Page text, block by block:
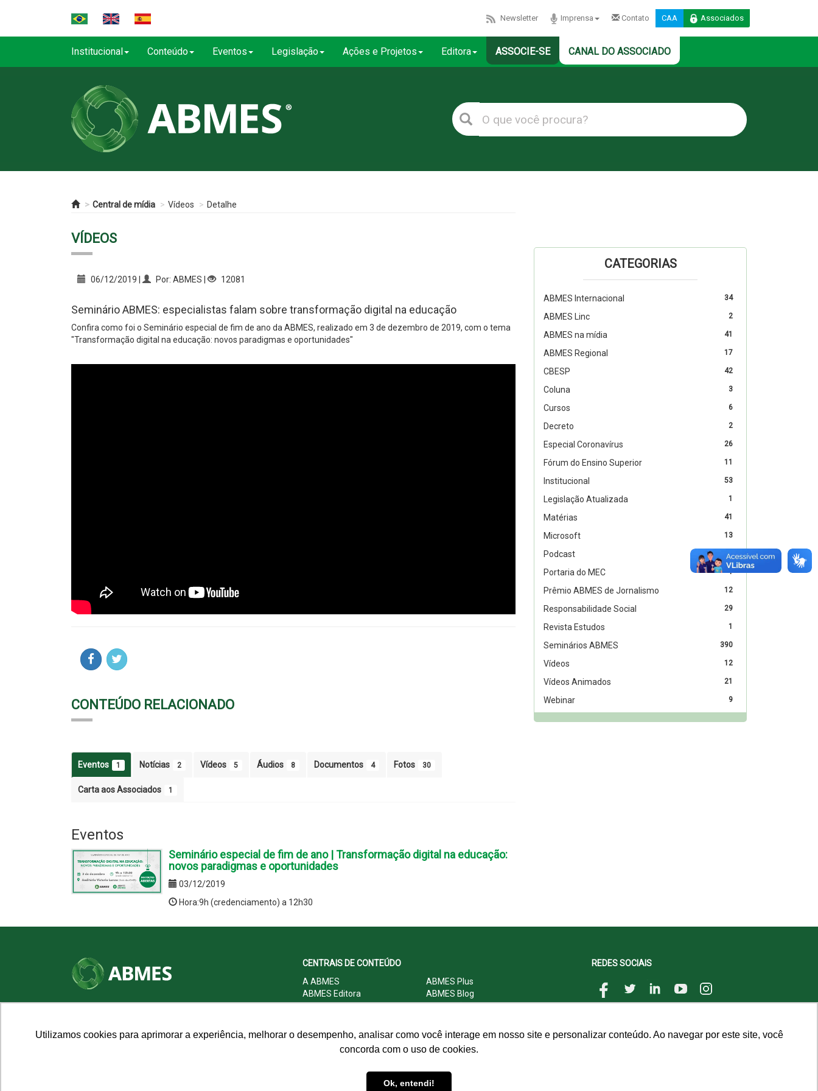
Utilizamos cookies para aprimorar a experiência, melhorar o desempenho, analisar como você interage em nosso site e personalizar conteúdo. Ao navegar por este site, você
concorda com o uso de cookies.
Ok, entendi!
Newsletter Imprensa Contato CAA Associados
Institucional Conteúdo Eventos Legislação Ações e Projetos Editora ASSOCIE-SE CANAL DO ASSOCIADO
Central de mídia Vídeos Detalhe
VÍDEOS
06/12/2019 | Por: ABMES | 12081
Seminário ABMES: especialistas falam sobre transformação digital na educação
Confira como foi o Seminário especial de fim de ano da ABMES, realizado em 3 de dezembro de 2019, com o tema
"Transformação digital na educação: novos paradigmas e oportunidades"
CONTEÚDO RELACIONADO
Eventos 1 Notícias 2 Vídeos 5 Áudios 8 Documentos 4 Fotos 30
Carta aos Associados 1
Eventos
Seminário especial de fim de ano | Transformação digital na educação:
novos paradigmas e oportunidades
03/12/2019
Hora:9h (credenciamento) a 12h30
CATEGORIAS
34
ABMES Internacional
2
ABMES Linc
41
ABMES na mídia
17
ABMES Regional
42
CBESP
3
Coluna
6
Cursos
2
Decreto
26
Especial Coronavírus
11
Fórum do Ensino Superior
53
Institucional
1
Legislação Atualizada
41
Matérias
13
Microsoft
5
Podcast
1
Portaria do MEC
12
Prêmio ABMES de Jornalismo
29
Responsabilidade Social
1
Revista Estudos
390
Seminários ABMES
12
Vídeos
21
Vídeos Animados
9
Webinar
CEP: 70.701-060 - Asa Norte, Brasília/DF
CENTRAIS DE CONTEÚDO
A ABMES
ABMES Plus
ABMES Editora
ABMES Blog
ABMES LInC
Legislação
Central do Associado ABMES
Contato
REDES SOCIAIS
© 2009 - 2026 ABMES. Todos os direitos reservados.